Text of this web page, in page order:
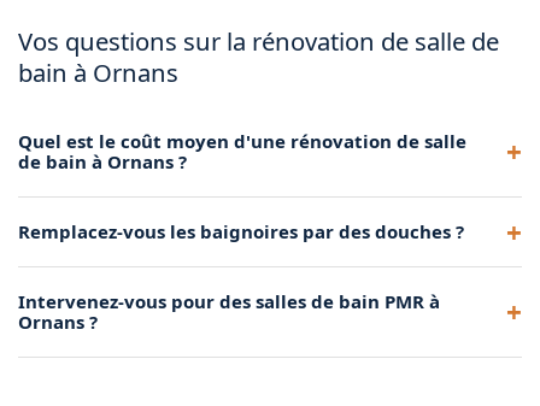
Vos questions sur la rénovation de salle de
bain à Ornans
Quel est le coût moyen d'une rénovation de salle
de bain à Ornans ?
Nous établissons un devis précis et gratuit après visite
technique à Ornans.
Remplacez-vous les baignoires par des douches ?
transformons votre baignoire en douche italienne moderne
Intervenez-vous pour des salles de bain PMR à
Ornans ?